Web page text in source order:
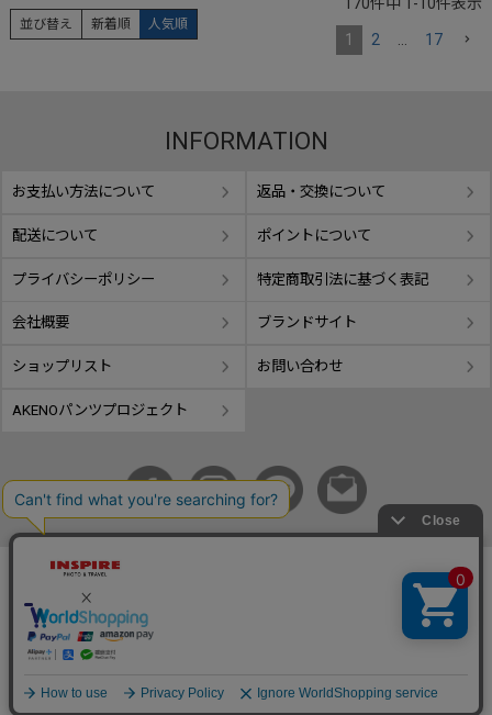
並び替え 新着順 人気順
170件中 1 -10件表示
1 2 … 17
INFORMATION
お支払い方法について 返品・交換について
配送について ポイントについて
プライバシーポリシー 特定商取引法に基づく表記
会社概要 ブランドサイト
ショップリスト お問い合わせ
AKENOパンツプロジェクト
copyright © GIFUTAKE All rights reserved.